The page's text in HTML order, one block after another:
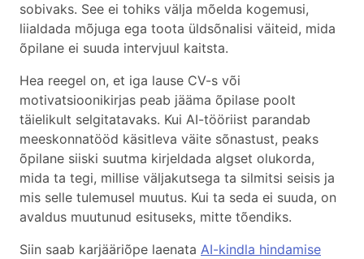
sobivaks. See ei tohiks välja mõelda kogemusi,
liialdada mõjuga ega toota üldsõnalisi väiteid, mida
õpilane ei suuda intervjuul kaitsta.
Hea reegel on, et iga lause CV-s või
motivatsioonikirjas peab jääma õpilase poolt
täielikult selgitatavaks. Kui AI-tööriist parandab
meeskonnatööd käsitleva väite sõnastust, peaks
õpilane siiski suutma kirjeldada algset olukorda,
mida ta tegi, millise väljakutsega ta silmitsi seisis ja
mis selle tulemusel muutus. Kui ta seda ei suuda, on
avaldus muutunud esituseks, mitte tõendiks.
Siin saab karjääriõpe laenata AI-kindla hindamise